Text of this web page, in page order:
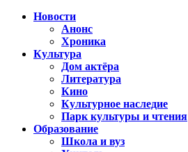
Новости
Анонс
Хроника
Культура
Дом актёра
Литература
Кино
Культурное наследие
Парк культуры и чтения
Образование
Школа и вуз